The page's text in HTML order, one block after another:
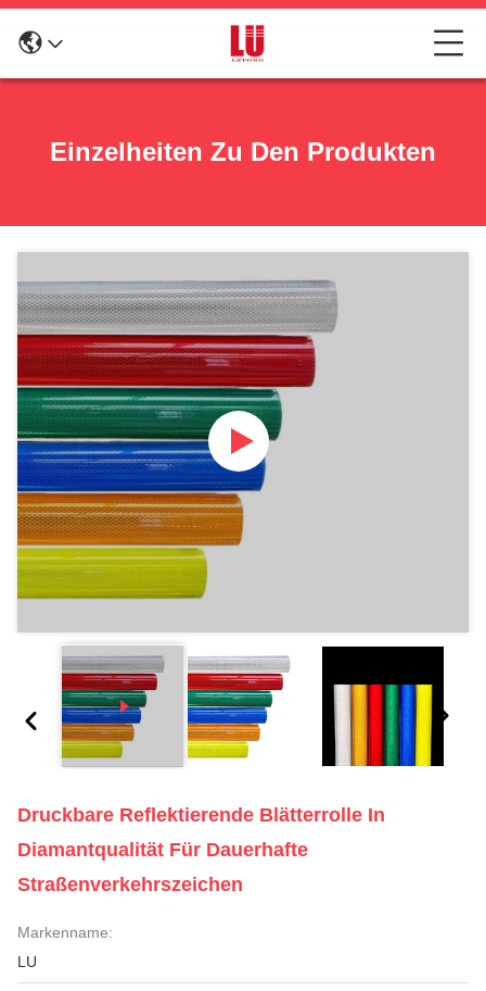
Einzelheiten Zu Den Produkten
Druckbare Reflektierende Blätterrolle In
Diamantqualität Für Dauerhafte
Straßenverkehrszeichen
Markenname:
LU